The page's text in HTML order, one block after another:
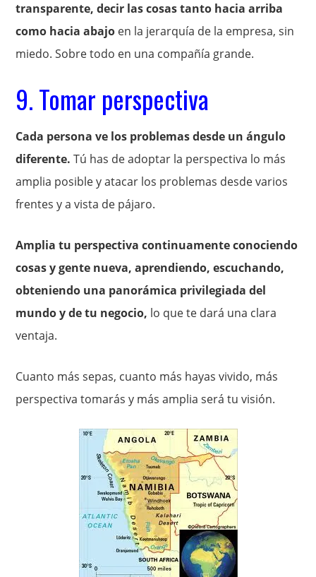
transparente, decir las cosas tanto hacia arriba
como hacia abajo en la jerarquía de la empresa, sin
miedo. Sobre todo en una compañía grande.
9. Tomar perspectiva
Cada persona ve los problemas desde un ángulo
diferente. Tú has de adoptar la perspectiva lo más
amplia posible y atacar los problemas desde varios
frentes y a vista de pájaro.
Amplia tu perspectiva continuamente conociendo
cosas y gente nueva, aprendiendo, escuchando,
obteniendo una panorámica privilegiada del
mundo y de tu negocio, lo que te dará una clara
ventaja.
Cuanto más sepas, cuanto más hayas vivido, más
perspectiva tomarás y más amplia será tu visión.